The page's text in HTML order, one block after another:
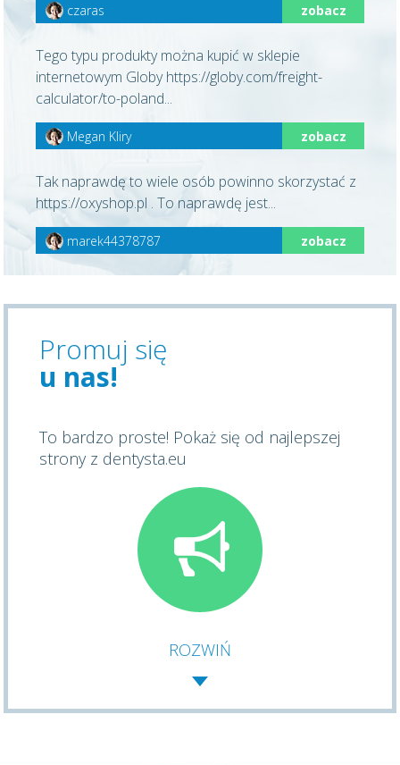
czaras zobacz
Tego typu produkty można kupić w sklepie
internetowym Globy https://globy.com/freight-
calculator/to-poland...
Megan Kliry zobacz
Tak naprawdę to wiele osób powinno skorzystać z
https://oxyshop.pl . To naprawdę jest...
marek44378787 zobacz
Promuj się
u nas!
To bardzo proste! Pokaż się od najlepszej
strony z dentysta.eu
ROZWIŃ